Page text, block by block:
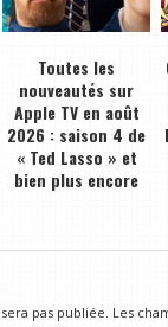
Toutes les
nouveautés sur
Apple TV en août
2026 : saison 4 de
« Ted Lasso » et
bien plus encore
pas publiée. Les